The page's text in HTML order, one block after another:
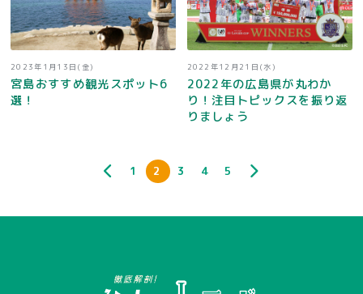
2023年1月13日(金)
宮島おすすめ観光スポット6
選！
2022年12月21日(水)
2022年の広島県が丸わか
り！注目トピックスを振り返
りましょう
1 2 3 4 5